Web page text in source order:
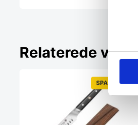
Relaterede varer
SPAR 44%